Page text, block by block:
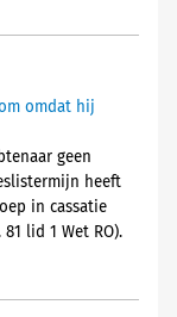
omdat hij
geen
heeft
in cassatie
lid 1 Wet RO).